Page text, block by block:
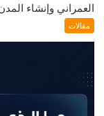
العمراني وإنشاء
مقالات